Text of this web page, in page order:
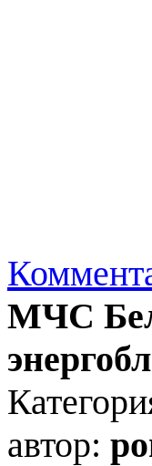
МЧС
автор: